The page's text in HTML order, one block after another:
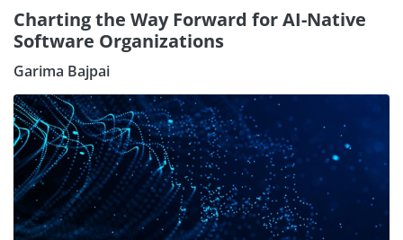
Charting the Way Forward for AI-Native
Software Organizations
Garima Bajpai